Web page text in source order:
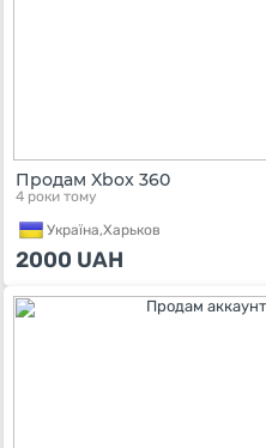
Продам Xbox 360
4 роки тому
Україна,Харьков
2000 UAH